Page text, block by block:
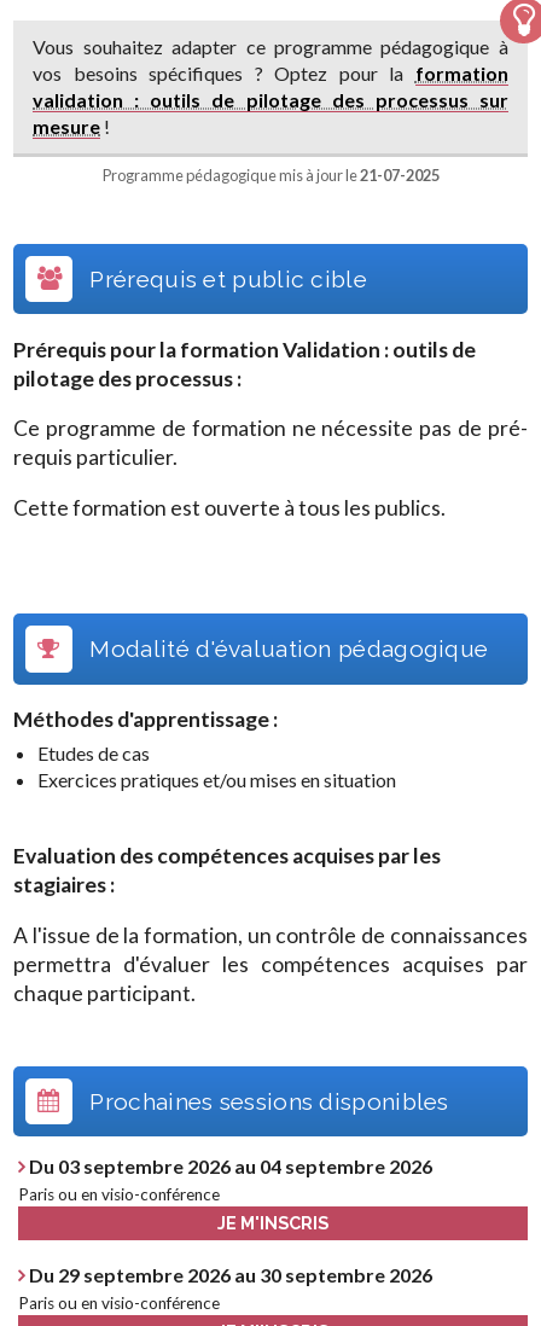
Vous souhaitez adapter ce programme pédagogique à
vos besoins spécifiques ? Optez pour la formation
validation : outils de pilotage des processus sur
mesure !
Programme pédagogique mis à jour le21-07-2025
Prérequis et public cible
Prérequis pour la formationValidation : outils de
pilotage des processus:
Ce programme de formation ne nécessite pas de pré-
requis particulier.
Cette formation est ouverte à tous les publics.
Modalité d'évaluation pédagogique
Méthodes d'apprentissage :
Etudes de cas
Exercices pratiques et/ou mises en situation
Evaluation des compétences acquises par les
stagiaires :
A l'issue de la formation, un contrôle de connaissances
permettra d'évaluer les compétences acquises par
chaque participant.
Prochaines sessions disponibles
Du 03 septembre 2026 au 04 septembre 2026
Paris ou en visio-conférence
JE M'INSCRIS
Du 29 septembre 2026 au 30 septembre 2026
Paris ou en visio-conférence